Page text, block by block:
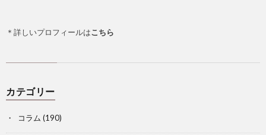
＊詳しいプロフィールはこちら
カテゴリー
コラム (190)